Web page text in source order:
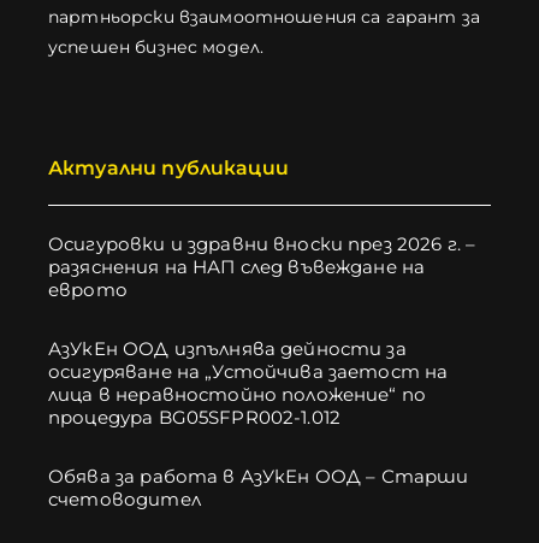
партньорски взаимоотношения са гарант за
успешен бизнес модел.
Актуални публикации
Осигуровки и здравни вноски през 2026 г. –
разяснения на НАП след въвеждане на
еврото
АзУкЕн ООД изпълнява дейности за
осигуряване на „Устойчива заетост на
лица в неравностойно положение“ по
процедура BG05SFPR002-1.012
Обява за работа в АзУкЕн ООД – Старши
счетоводител